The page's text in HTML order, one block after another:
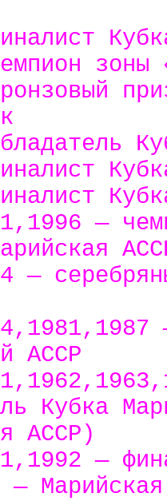
зоны
—
—
АССР
Кубка
АССР)
—
—